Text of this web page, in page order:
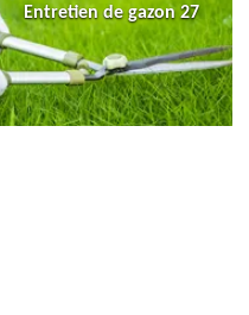
Entretien de gazon 27